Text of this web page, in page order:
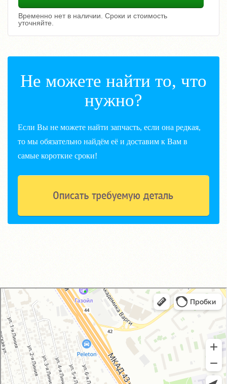
Временно нет в наличии. Сроки и стоимость
уточняйте.
Не можете найти то, что
нужно?
Если Вы не можете найти запчасть, если она редкая,
то мы обязательно найдём её и доставим к Вам в
самые короткие сроки!
GM-City&VAG-Repair
Автосервис, автотехцентр в Москве
Магазин автозапчастей и автотоваров в Москве